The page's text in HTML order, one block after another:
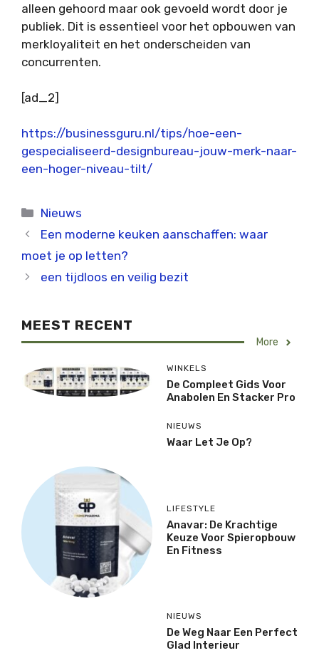
alleen gehoord maar ook gevoeld wordt door je
publiek. Dit is essentieel voor het opbouwen van
merkloyaliteit en het onderscheiden van
concurrenten.
[ad_2]
https://businessguru.nl/tips/hoe-een-
gespecialiseerd-designbureau-jouw-merk-naar-
een-hoger-niveau-tilt/
Categorieën
Nieuws
Een moderne keuken aanschaffen: waar
moet je op letten?
een tijdloos en veilig bezit
MEEST RECENT
More
WINKELS
De Compleet Gids Voor
Anabolen En Stacker Pro
NIEUWS
Waar Let Je Op?
LIFESTYLE
Anavar: De Krachtige
Keuze Voor Spieropbouw
En Fitness
NIEUWS
De Weg Naar Een Perfect
Glad Interieur